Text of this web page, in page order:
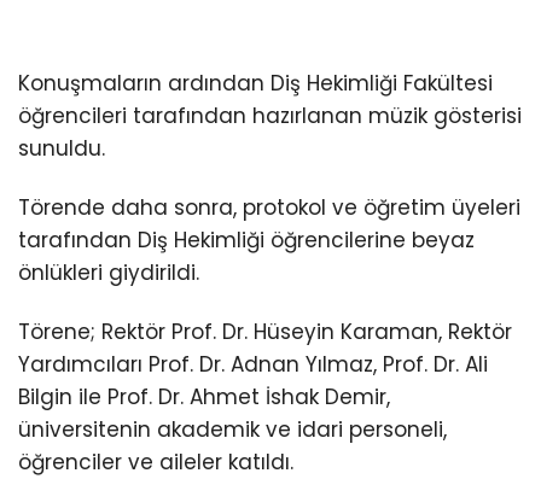
Konuşmaların ardından Diş Hekimliği Fakültesi
öğrencileri tarafından hazırlanan müzik gösterisi
sunuldu.
Törende daha sonra, protokol ve öğretim üyeleri
tarafından Diş Hekimliği öğrencilerine beyaz
önlükleri giydirildi.
Törene; Rektör Prof. Dr. Hüseyin Karaman, Rektör
Yardımcıları Prof. Dr. Adnan Yılmaz, Prof. Dr. Ali
Bilgin ile Prof. Dr. Ahmet İshak Demir,
üniversitenin akademik ve idari personeli,
öğrenciler ve aileler katıldı.